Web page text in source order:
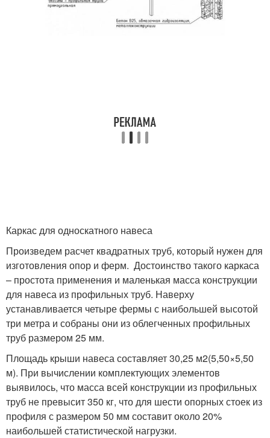
Каркас для односкатного навеса
Произведем расчет квадратных труб, который нужен для
изготовления опор и ферм. Достоинство такого каркаса
– простота применения и маленькая масса конструкции
для навеса из профильных труб. Наверху
устанавливается четыре фермы с наибольшей высотой
три метра и собраны они из облегченных профильных
труб размером 25 мм.
Площадь крыши навеса составляет 30,25 м2(5,50×5,50
м). При вычислении комплектующих элементов
выявилось, что масса всей конструкции из профильных
труб не превысит 350 кг, что для шести опорных стоек из
профиля с размером 50 мм составит около 20%
наибольшей статистической нагрузки.